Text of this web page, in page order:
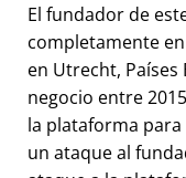
El fundador de
completamente
en Utrecht, Países
negocio entre
la plataforma
un ataque al